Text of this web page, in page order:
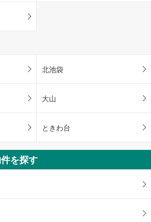
北池袋
大山
ときわ台
を探す